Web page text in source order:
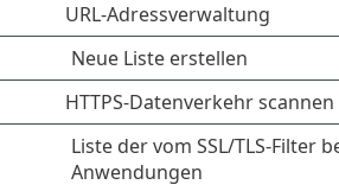
URL-Adressverwaltung
Neue Liste erstellen
HTTPS-Datenverkehr scannen
Liste der vom SSL/TLS-Filter
Anwendungen